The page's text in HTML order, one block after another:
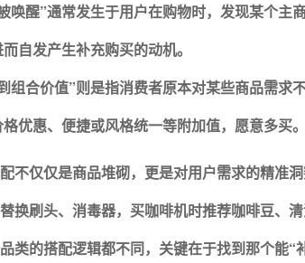
唤醒”通常发生于用户在购物时，发现某个主
自发产生补充购买的动机。
组合价值”则是指消费者原本对某些商品需求
优惠、便捷或风格统一等附加值，愿意多买。
不仅仅是商品堆砌，更是对用户需求的精准洞
换刷头、消毒器，买咖啡机时推荐咖啡豆、
类的搭配逻辑都不同，关键在于找到那个能“